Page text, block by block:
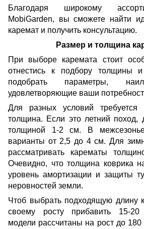
Благодаря широкому
MobiGarden, вы сможете найти
каремат и получить консультацию.
Размер и толщина
При выборе каремата стоит
отнестись к подбору толщины
подобрать параметры,
удовлетворяющие ваши
Для разных условий требуется
толщина. Если это летний поход,
толщиной 1-2 см. В
варианты от 2,5 до 4 см. Для
рассматривать карематы
Очевидно, что толщина коврика
уровень амортизации и защиты
неровностей земли.
Чтоб выбрать подходящую длину
своему росту прибавить 15-
модели рассчитаны на рост до